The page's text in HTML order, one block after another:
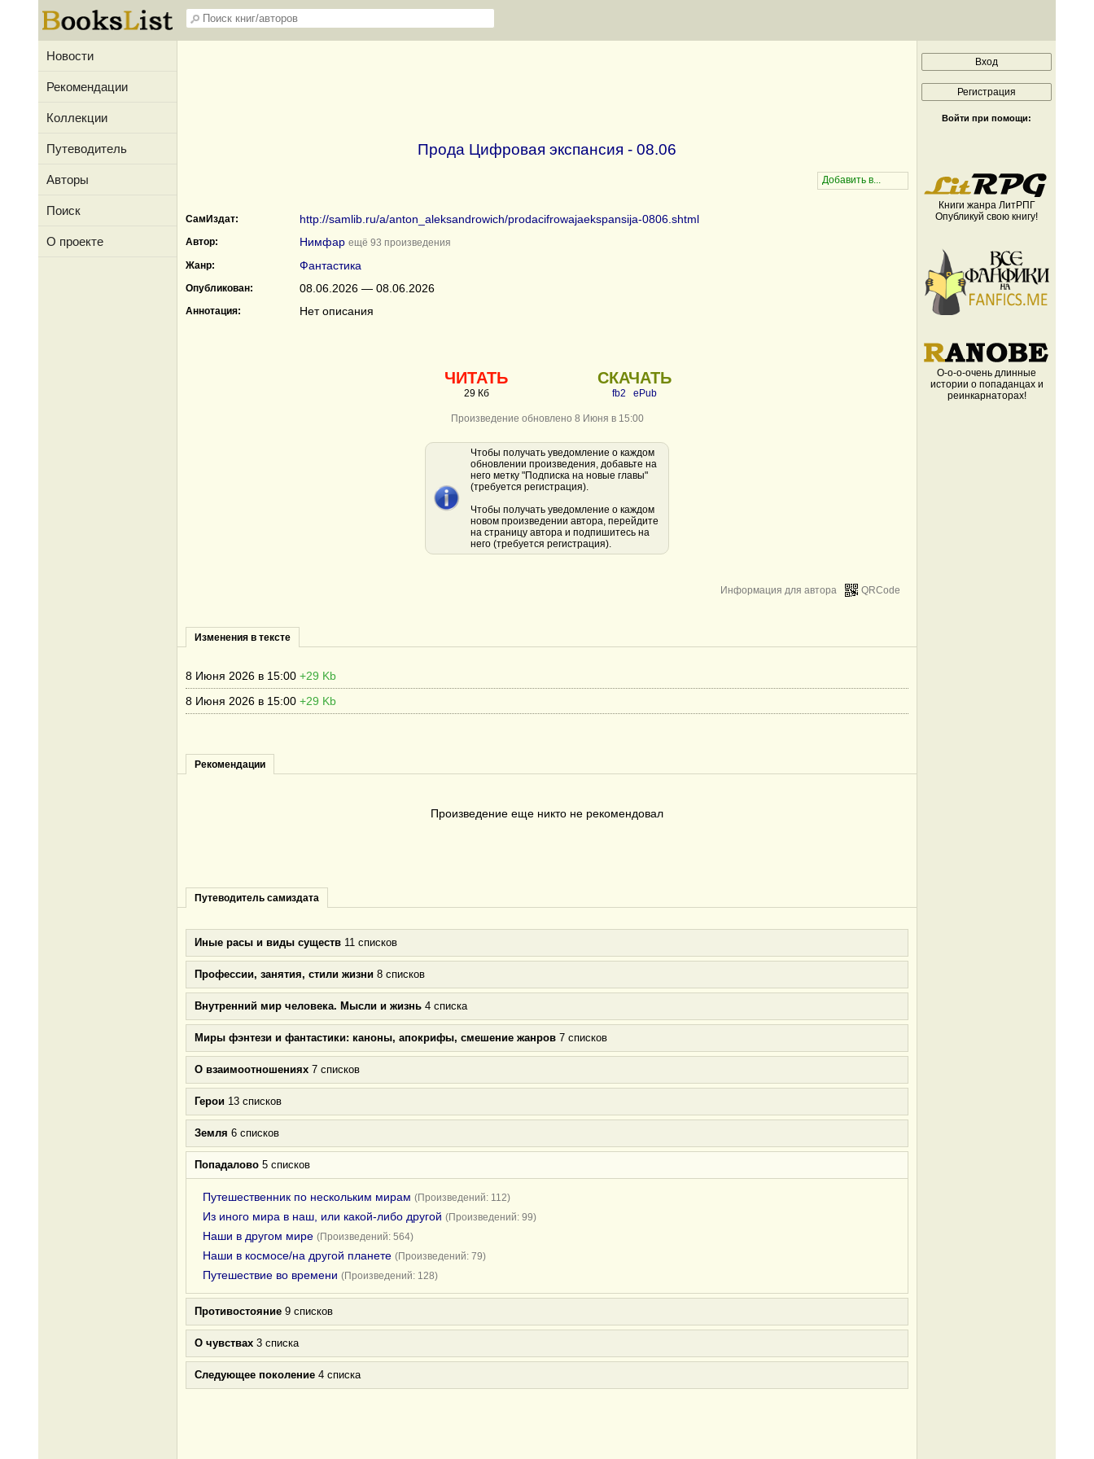
Новости
Рекомендации
Коллекции
Путеводитель
Авторы
Поиск
О проекте
Прода Цифровая экспансия - 08.06
СамИздат: http://samlib.ru/a/anton_aleksandrowich/prodacifrowajaekspansija-0806.shtml
Автор: Нимфар ещё 93 произведения
Жанр:
Фантастика
Опубликован: 08.06.2026 — 08.06.2026
Аннотация: Нет описания
ЧИТАТЬ
29 Кб
СКАЧАТЬ
fb2 ePub
Произведение обновлено 8 Июня в 15:00
Чтобы получать уведомление о каждом
обновлении произведения, добавьте на
него метку "Подписка на новые главы"
(требуется регистрация).
Чтобы получать уведомление о каждом
новом произведении автора, перейдите
на страницу автора и подпишитесь на
него (требуется регистрация).
QRCode
Информация для автора
Изменения в тексте
8 Июня 2026 в 15:00 +29 Kb
8 Июня 2026 в 15:00 +29 Kb
Рекомендации
Произведение еще никто не рекомендовал
Путеводитель самиздата
Иные расы и виды существ 11 списков
Профессии, занятия, стили жизни 8 списков
Внутренний мир человека. Мысли и жизнь 4 списка
Миры фэнтези и фантастики: каноны, апокрифы, смешение жанров 7 списков
О взаимоотношениях 7 списков
Герои 13 списков
Земля 6 списков
Попадалово 5 списков
Путешественник по нескольким мирам (Произведений: 112)
Из иного мира в наш, или какой-либо другой (Произведений: 99)
Наши в другом мире (Произведений: 564)
Наши в космосе/на другой планете (Произведений: 79)
Путешествие во времени (Произведений: 128)
Противостояние 9 списков
О чувствах 3 списка
Следующее поколение 4 списка
Войти при помощи:
Книги жанра ЛитРПГ
Опубликуй свою книгу!
О-о-о-очень длинные
истории о попаданцах и
реинкарнаторах!